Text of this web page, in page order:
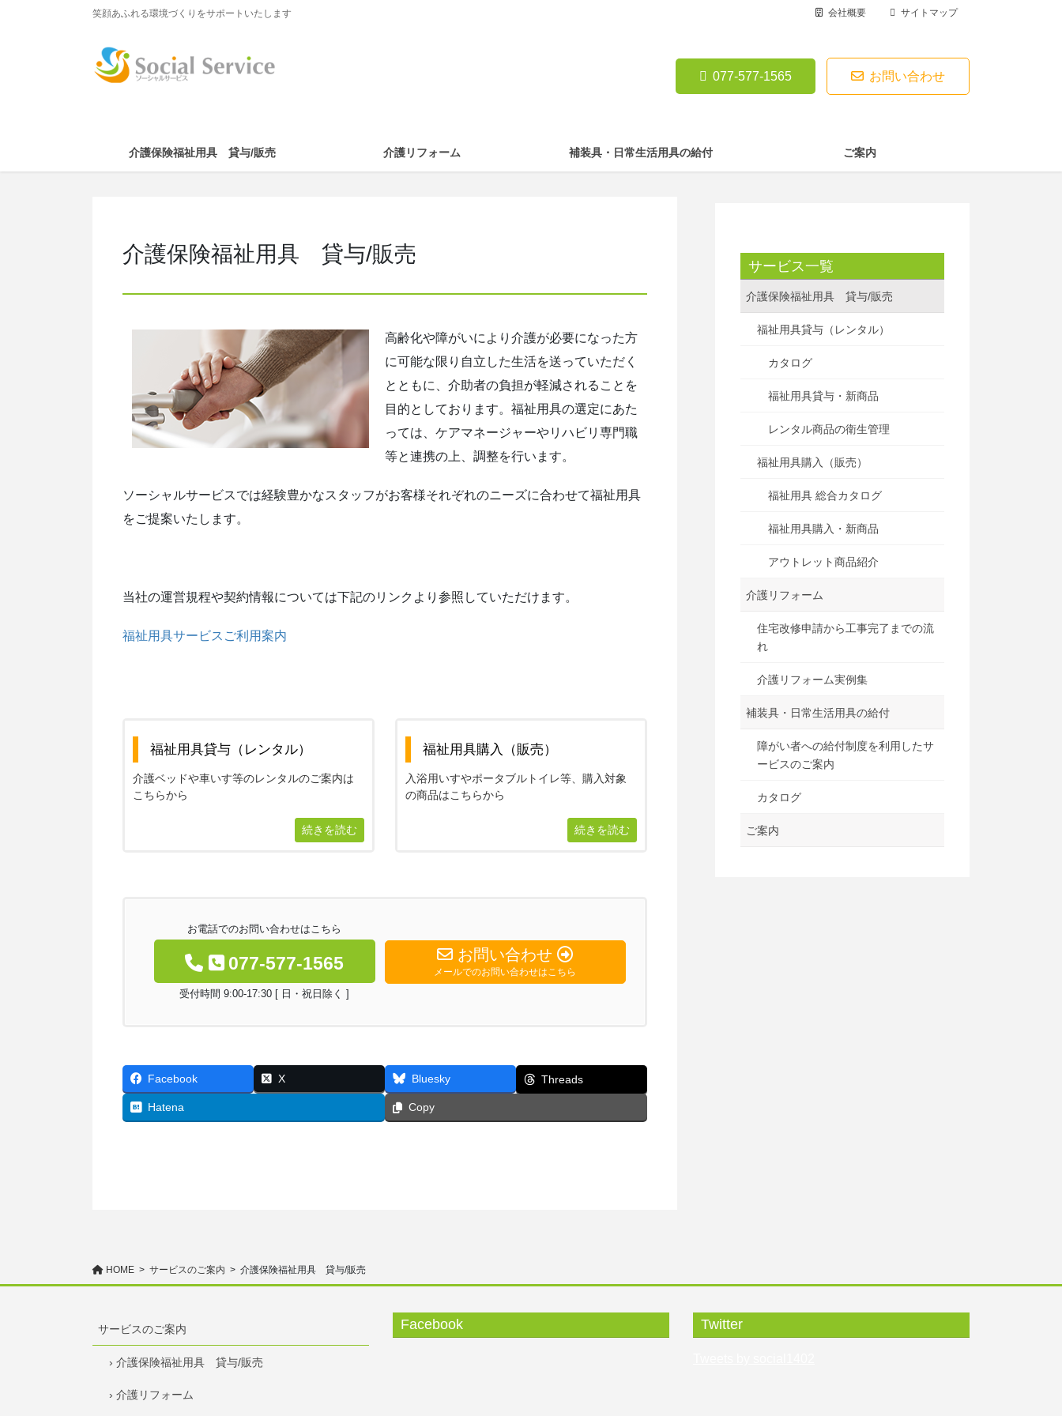
笑顔あふれる環境づくりをサポートいたします 会社概要 サイトマップ
077-577-1565 お問い合わせ
介護保険福祉用具 貸与/販売 介護リフォーム 補装具・日常生活用具の給付 ご案内
介護保険福祉用具 貸与/販売
高齢化や障がいにより介護が必要になった方
に可能な限り自立した生活を送っていただく
とともに、介助者の負担が軽減されることを
目的としております。福祉用具の選定にあた
っては、ケアマネージャーやリハビリ専門職
等と連携の上、調整を行います。
ソーシャルサービスでは経験豊かなスタッフがお客様それぞれのニーズに合わせて福祉用具
をご提案いたします。
当社の運営規程や契約情報については下記のリンクより参照していただけます。
福祉用具サービスご利用案内
福祉用具貸与（レンタル）
介護ベッドや車いす等のレンタルのご案内は
こちらから
続きを読む
福祉用具購入（販売）
入浴用いすやポータブルトイレ等、購入対象
の商品はこちらから
続きを読む
お電話でのお問い合わせはこちら
077-577-1565
受付時間 9:00-17:30 [ 日・祝日除く ]
お問い合わせ
メールでのお問い合わせはこちら
Facebook X Bluesky Threads
Hatena Copy
サービス一覧
介護保険福祉用具 貸与/販売
福祉用具貸与（レンタル）
カタログ
福祉用具貸与・新商品
レンタル商品の衛生管理
福祉用具購入（販売）
福祉用具 総合カタログ
福祉用具購入・新商品
アウトレット商品紹介
介護リフォーム
住宅改修申請から工事完了までの流
れ
介護リフォーム実例集
補装具・日常生活用具の給付
障がい者への給付制度を利用したサ
ービスのご案内
カタログ
ご案内
HOME サービスのご案内 介護保険福祉用具 貸与/販売
サービスのご案内
› 介護保険福祉用具 貸与/販売
› 介護リフォーム
Facebook Twitter